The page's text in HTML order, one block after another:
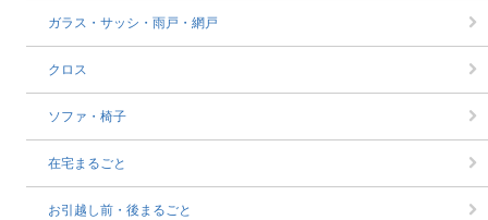
ガラス・サッシ・雨戸・網戸
クロス
ソファ・椅子
在宅まるごと
お引越し前・後まるごと